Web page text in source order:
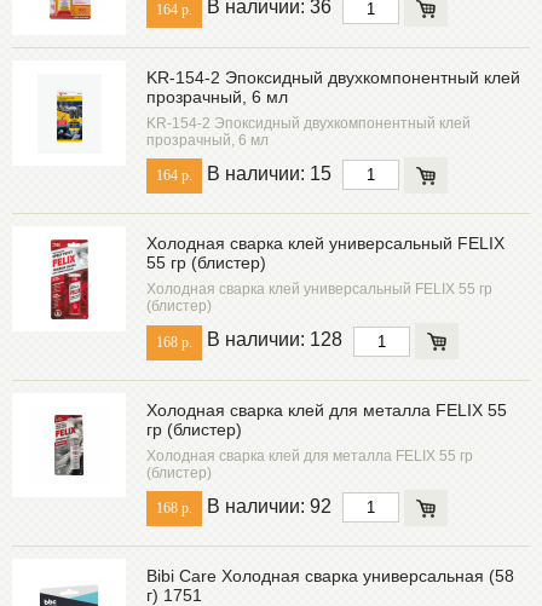
164 р. В наличии: 36
KR-154-2 Эпоксидный двухкомпонентный клей
прозрачный, 6 мл
KR-154-2 Эпоксидный двухкомпонентный клей
прозрачный, 6 мл
164 р. В наличии: 15
Холодная сварка клей универсальный FELIX
55 гр (блистер)
Холодная сварка клей универсальный FELIX 55 гр
(блистер)
168 р. В наличии: 128
Холодная сварка клей для металла FELIX 55
гр (блистер)
Холодная сварка клей для металла FELIX 55 гр
(блистер)
168 р. В наличии: 92
Bibi Care Холодная сварка универсальная (58
г) 1751